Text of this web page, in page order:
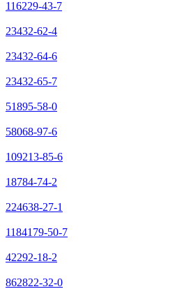
116229-43-7
23432-62-4
23432-64-6
23432-65-7
51895-58-0
58068-97-6
109213-85-6
18784-74-2
224638-27-1
1184179-50-7
42292-18-2
862822-32-0